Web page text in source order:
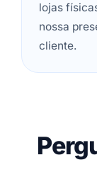
lojas
nossa
cliente.